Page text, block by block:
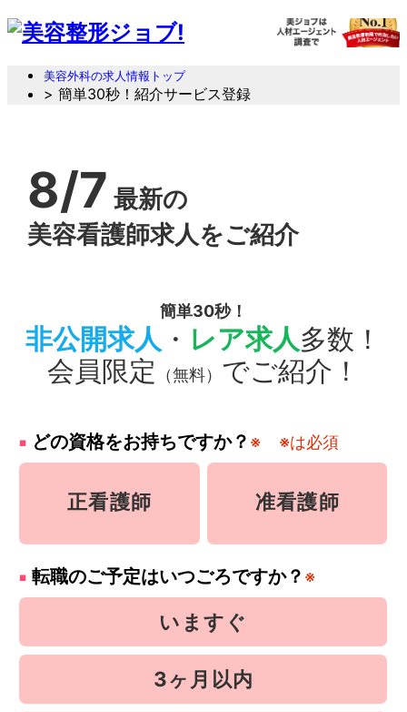
美容外科の求人情報トップ
> 簡単30秒！紹介サービス登録
8/7 最新の
美容看護師求人をご紹介
簡単30秒！
非公開求人 ・ レア求人多数！
会員限定
（無料） でご紹介！
どの資格をお持ちですか？ ※ ※は必須
正看護師 准看護師
転職のご予定はいつごろですか？ ※
いますぐ
3ヶ月以内